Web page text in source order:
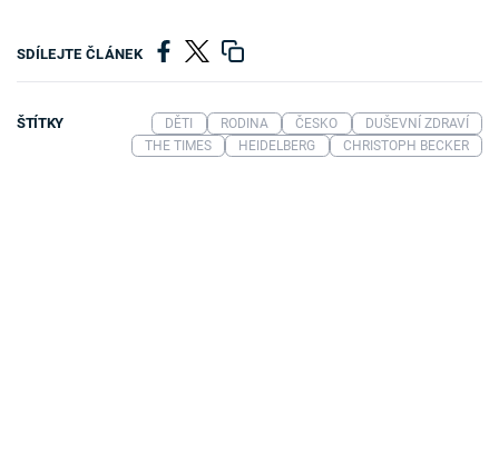
SDÍLEJTE ČLÁNEK
ŠTÍTKY DĚTI RODINA ČESKO
DUŠEVNÍ ZDRAVÍ
THE TIMES
HEIDELBERG CHRISTOPH BECKER